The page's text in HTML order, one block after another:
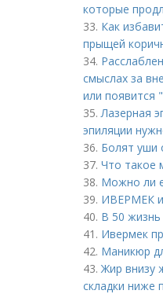
которые
33. Как
прыщей
34.
смыслах за
или появится
35. Лазерная
эпиляции
36. Болят уши
37. Что такое
38. Можно ли
39. ИВЕРМЕК
40. В 50
41. Ивермек
42. Маникюр
43. Жир внизу
складки ниже